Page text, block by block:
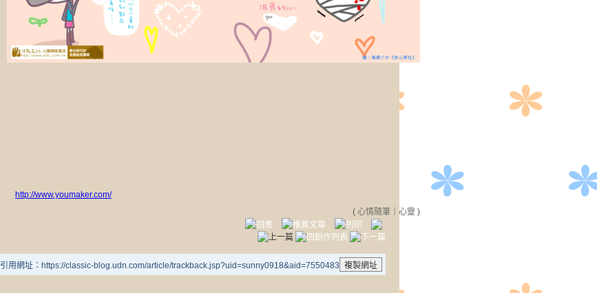
http://www.youmaker.com/
( 心情隨筆 心靈 )
引用網址：https://classic-blog.udn.com/article/trackback.jsp?uid=sunny0918&aid=7550483